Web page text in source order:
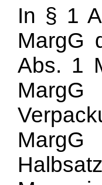
In § 1
MargG
Abs. 1
MargG